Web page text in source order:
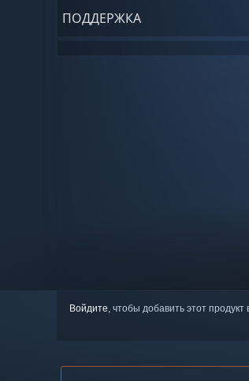
ПОДДЕРЖКА
Войдите, чтобы добавить этот